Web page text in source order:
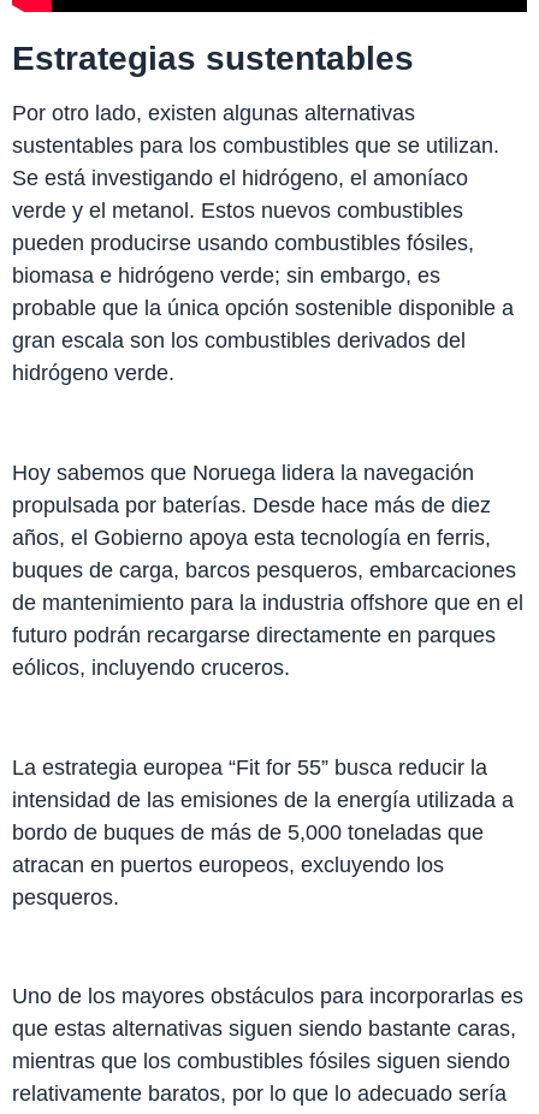
Estrategias sustentables
Por otro lado, existen algunas alternativas
sustentables para los combustibles que se utilizan.
Se está investigando el hidrógeno, el amoníaco
verde y el metanol. Estos nuevos combustibles
pueden producirse usando combustibles fósiles,
biomasa e hidrógeno verde; sin embargo, es
probable que la única opción sostenible disponible a
gran escala son los combustibles derivados del
hidrógeno verde.
Hoy sabemos que Noruega lidera la navegación
propulsada por baterías. Desde hace más de diez
años, el Gobierno apoya esta tecnología en ferris,
buques de carga, barcos pesqueros, embarcaciones
de mantenimiento para la industria offshore que en el
futuro podrán recargarse directamente en parques
eólicos, incluyendo cruceros.
La estrategia europea “Fit for 55” busca reducir la
intensidad de las emisiones de la energía utilizada a
bordo de buques de más de 5,000 toneladas que
atracan en puertos europeos, excluyendo los
pesqueros.
Uno de los mayores obstáculos para incorporarlas es
que estas alternativas siguen siendo bastante caras,
mientras que los combustibles fósiles siguen siendo
relativamente baratos, por lo que lo adecuado sería